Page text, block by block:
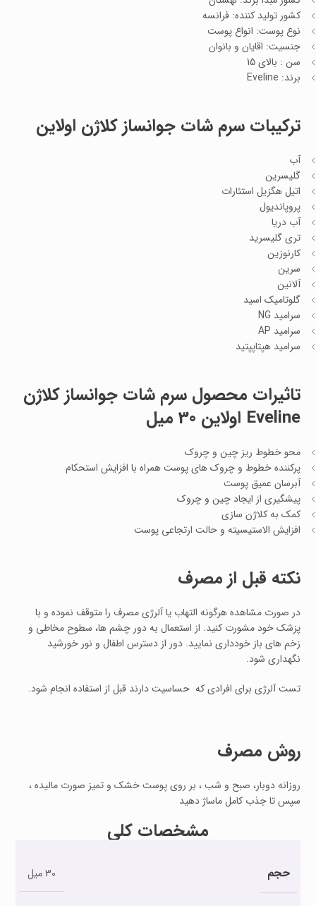
کشور تولید کننده: فرانسه
نوع پوست: انواع پوست
جنسیت: اقایان و بانوان
سن : بالای 15
برند: Eveline
ترکیبات سرم شات جوانساز کلاژن اولاین
آب
گلیسرین
اتیل هگزیل استئارات
پروپاندیول
آب دریا
تری گلیسرید
کارنوزین
سرین
آلانین
گلوتامیک اسید
سرامید NG
سرامید AP
سرامید هپتاپپتید
تاثیرات محصول سرم شات جوانساز کلاژن
Eveline اولاین 30 میل
محو خطوط ریز چین و چروک
پرکننده خطوط و چروک های پوست همراه با افزایش استحکام
آبرسان عمیق پوست
پیشگیری از ایجاد چین و چروک
کمک به کلاژن سازی
افزایش الاستیسیته و حالت ارتجاعی پوست
نکته قبل از مصرف
در صورت مشاهده هرگونه التهاب یا آلرژی مصرف را متوقف نموده و با
پزشک خود مشورت کنید. از استعمال به دور چشم ها، سطوح مخاطی و
زخم های باز خودداری نمایید. دور از دسترس اطفال و نور خورشید
نگهداری شود.
تست آلرژی برای افرادی که حساسیت دارند قبل از استفاده انجام شود.
روش مصرف
روزانه دوبار، صبح و شب ، بر روی پوست خشک و تمیز صورت مالیده ،
سپس تا جذب کامل ماساژ دهید
مشخصات کلی
حجم 30 میل